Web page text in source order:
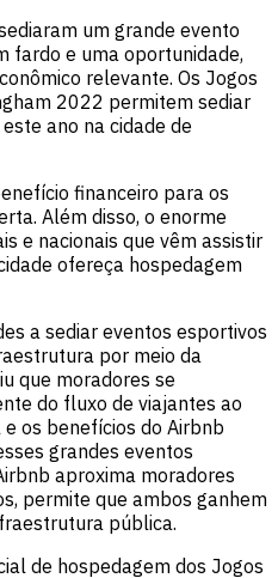
um grande evento
fardo e uma oportunidade,
relevante. Os Jogos
2022 permitem sediar
ano na cidade de
financeiro para os
Além disso, o enorme
e nacionais que vêm assistir
ofereça hospedagem
a sediar eventos esportivos
por meio da
que moradores se
do fluxo de viajantes ao
os benefícios do Airbnb
grandes eventos
aproxima moradores
permite que ambos ganhem
pública.
de hospedagem dos Jogos